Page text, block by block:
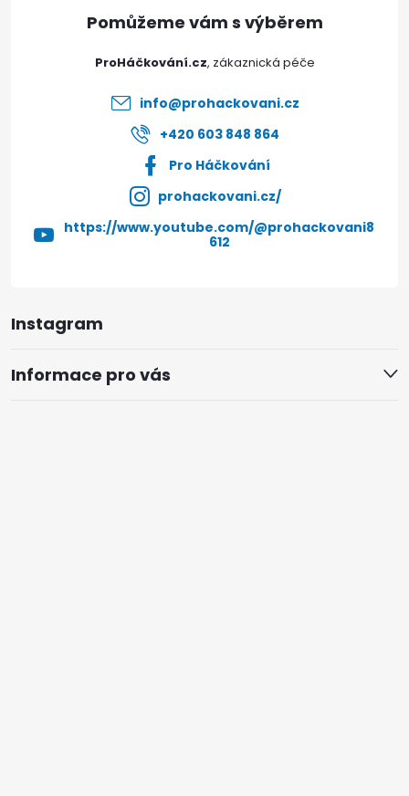
Instagram
Informace pro vás
ProHáčkování.cz
info@prohackovani.cz
+420 603 848 864
Pro Háčkování
prohackovani.cz/
https://www.youtube.com/@prohackovani8
612